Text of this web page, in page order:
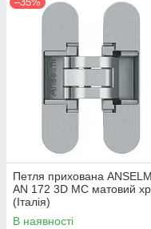
Петля прихована
AN 172 3D MC матовий
(Італія)
В наявності